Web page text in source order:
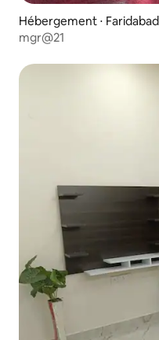
Hébergement ⋅ Faridabad
mgr@21